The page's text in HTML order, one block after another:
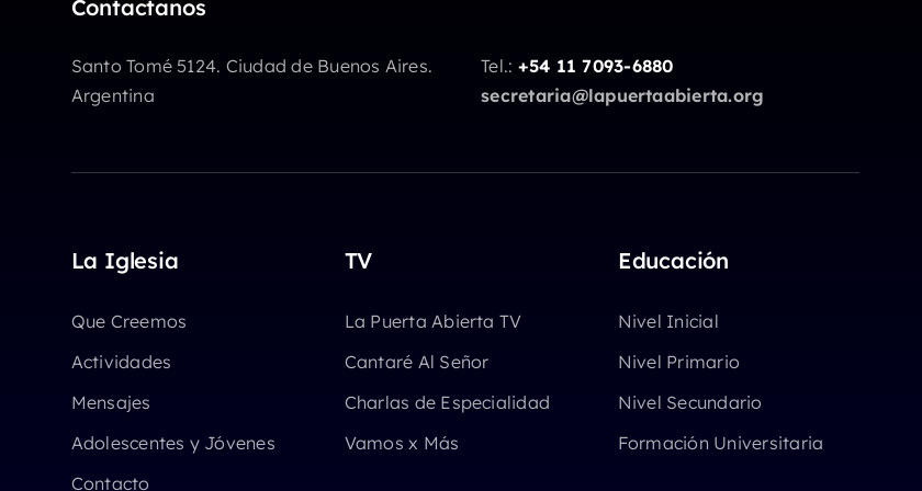
Contactanos
Santo Tomé 5124. Ciudad de Buenos Aires.
Argentina
Tel.: +54 11 7093-6880
secretaria@lapuertaabierta.org
La Iglesia
Que Creemos
Actividades
Mensajes
Adolescentes y Jóvenes
Contacto
TV
La Puerta Abierta TV
Cantaré Al Señor
Charlas de Especialidad
Vamos x Más
Educación
Nivel Inicial
Nivel Primario
Nivel Secundario
Formación Universitaria